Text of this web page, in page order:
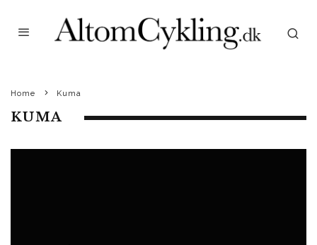
Home Kuma
KUMA